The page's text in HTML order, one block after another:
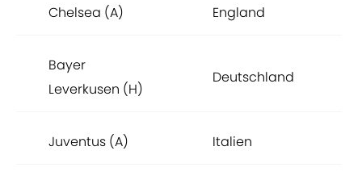
Chelsea (A) England
Bayer
Leverkusen (H)
Deutschland
Juventus (A) Italien